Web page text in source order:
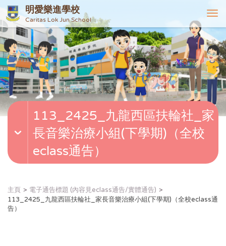
明愛樂進學校
Caritas Lok Jun School
T
o
g
g
l
e
n
v
i
i
113_2425_九龍西區扶輪社_家
長音樂治療小組(下學期)（全校
eclass通告）
主頁
電子通告標題 (內容見eclass通告/實體通告)
113_2425_九龍西區扶輪社_家長音樂治療小組(下學期)（全校eclass通
告）